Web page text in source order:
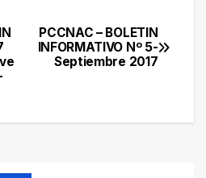
PCCNAC – BOLETIN
INFORMATIVO Nº 5-
Septiembre 2017